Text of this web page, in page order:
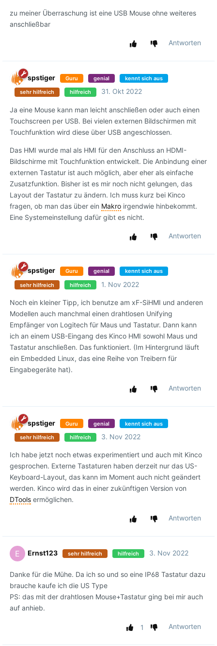
zu meiner Überraschung ist eine USB Mouse ohne weiteres
anschließbar
Antworten
spstiger Guru genial kennt sich aus
sehr hilfreich hilfreich 31. Okt 2022
Ja eine Mouse kann man leicht anschließen oder auch einen
Touchscreen per USB. Bei vielen externen Bildschirmen mit
Touchfunktion wird diese über USB angeschlossen.
Das HMI wurde mal als HMI für den Anschluss an HDMI-
Bildschirme mit Touchfunktion entwickelt. Die Anbindung einer
externen Tastatur ist auch möglich, aber eher als einfache
Zusatzfunktion. Bisher ist es mir noch nicht gelungen, das
Layout der Tastatur zu ändern. Ich muss kurz bei Kinco
fragen, ob man das über ein Makro irgendwie hinbekommt.
Eine Systemeinstellung dafür gibt es nicht.
Antworten
spstiger Guru genial kennt sich aus
sehr hilfreich hilfreich 1. Nov 2022
Noch ein kleiner Tipp, ich benutze am xF-SiHMI und anderen
Modellen auch manchmal einen drahtlosen Unifying
Empfänger von Logitech für Maus und Tastatur. Dann kann
ich an einem USB-Eingang des Kinco HMI sowohl Maus und
Tastatur anschließen. Das funktioniert. (Im Hintergrund läuft
ein Embedded Linux, das eine Reihe von Treibern für
Eingabegeräte hat).
Antworten
spstiger Guru genial kennt sich aus
sehr hilfreich hilfreich 3. Nov 2022
Ich habe jetzt noch etwas experimentiert und auch mit Kinco
gesprochen. Externe Tastaturen haben derzeit nur das US-
Keyboard-Layout, das kann im Moment auch nicht geändert
werden. Kinco wird das in einer zukünftigen Version von
DTools ermöglichen.
Antworten
E Ernst123 sehr hilfreich hilfreich 3. Nov 2022
Danke für die Mühe. Da ich so und so eine IP68 Tastatur dazu
brauche kaufe ich die US Type
PS: das mit der drahtlosen Mouse+Tastatur ging bei mir auch
auf anhieb.
1 Antworten